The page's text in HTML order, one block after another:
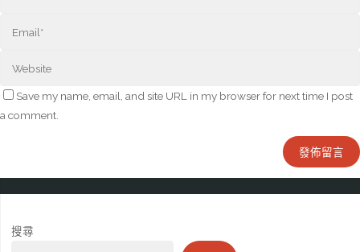
Save my name, email, and site URL in my browser for next time I post
a comment.
搜尋